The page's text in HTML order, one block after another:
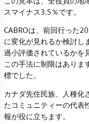
スマイナス3.5％です。
CABROは、前回行った
に変化が見れるか検討し
過小評価されているかを
この手法に制限はありま
標でした。
カナダ先住民族、人種化
たコミュニティーの代表
報が役に立ちます。